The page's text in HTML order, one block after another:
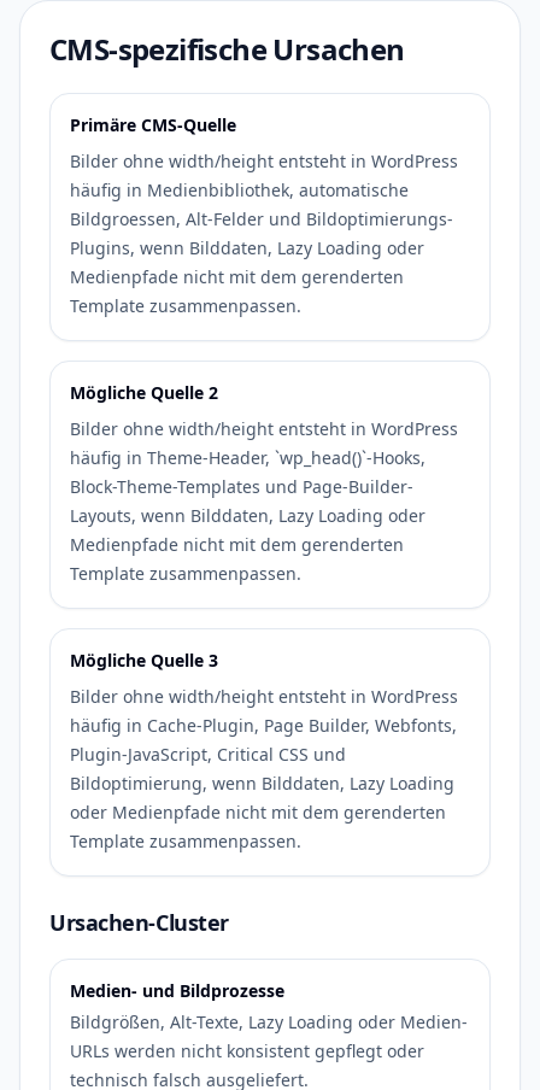
CMS-spezifische Ursachen
Primäre CMS-Quelle
Bilder ohne width/height entsteht in WordPress
häufig in Medienbibliothek, automatische
Bildgroessen, Alt-Felder und Bildoptimierungs-
Plugins, wenn Bilddaten, Lazy Loading oder
Medienpfade nicht mit dem gerenderten
Template zusammenpassen.
Mögliche Quelle 2
Bilder ohne width/height entsteht in WordPress
häufig in Theme-Header, `wp_head()`-Hooks,
Block-Theme-Templates und Page-Builder-
Layouts, wenn Bilddaten, Lazy Loading oder
Medienpfade nicht mit dem gerenderten
Template zusammenpassen.
Mögliche Quelle 3
Bilder ohne width/height entsteht in WordPress
häufig in Cache-Plugin, Page Builder, Webfonts,
Plugin-JavaScript, Critical CSS und
Bildoptimierung, wenn Bilddaten, Lazy Loading
oder Medienpfade nicht mit dem gerenderten
Template zusammenpassen.
Ursachen-Cluster
Medien- und Bildprozesse
Bildgrößen, Alt-Texte, Lazy Loading oder Medien-
URLs werden nicht konsistent gepflegt oder
technisch falsch ausgeliefert.